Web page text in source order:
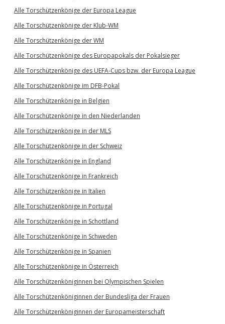
Alle Torschützenkönige der Europa League
Alle Torschützenkönige der Klub-WM
Alle Torschützenkönige der WM
Alle Torschützenkönige des Europapokals der Pokalsieger
Alle Torschützenkönige des UEFA-Cups bzw. der Europa League
Alle Torschützenkönige im DFB-Pokal
Alle Torschützenkönige in Belgien
Alle Torschützenkönige in den Niederlanden
Alle Torschützenkönige in der MLS
Alle Torschützenkönige in der Schweiz
Alle Torschützenkönige in England
Alle Torschützenkönige in Frankreich
Alle Torschützenkönige in Italien
Alle Torschützenkönige in Portugal
Alle Torschützenkönige in Schottland
Alle Torschützenkönige in Schweden
Alle Torschützenkönige in Spanien
Alle Torschützenkönige in Österreich
Alle Torschützenköniginnen bei Olympischen Spielen
Alle Torschützenköniginnen der Bundesliga der Frauen
Alle Torschützenköniginnen der Europameisterschaft